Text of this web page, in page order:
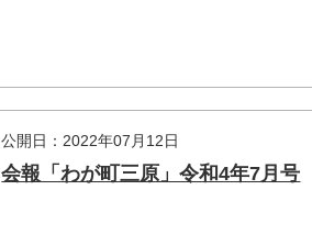
公開日：2022年07月12日
会報「わが町三原」令和4年7月号